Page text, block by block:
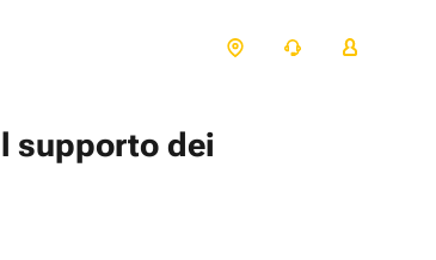
supporto dei